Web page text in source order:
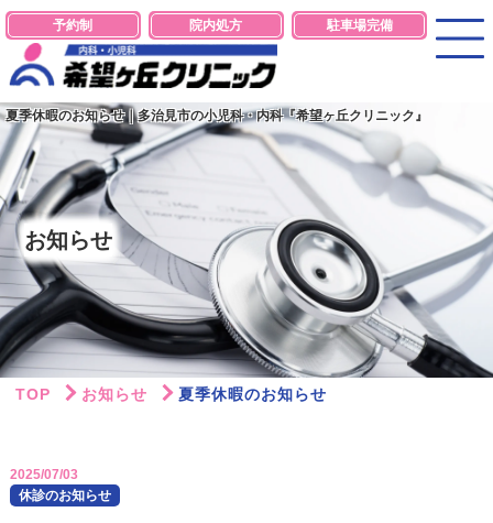
夏季休暇のお知らせ｜多治見市の小児科・内科『希望ヶ丘クリニック』
予約制 院内処方 駐車場完備
お知らせ
TOP お知らせ 夏季休暇のお知らせ
2025/07/03
休診のお知らせ